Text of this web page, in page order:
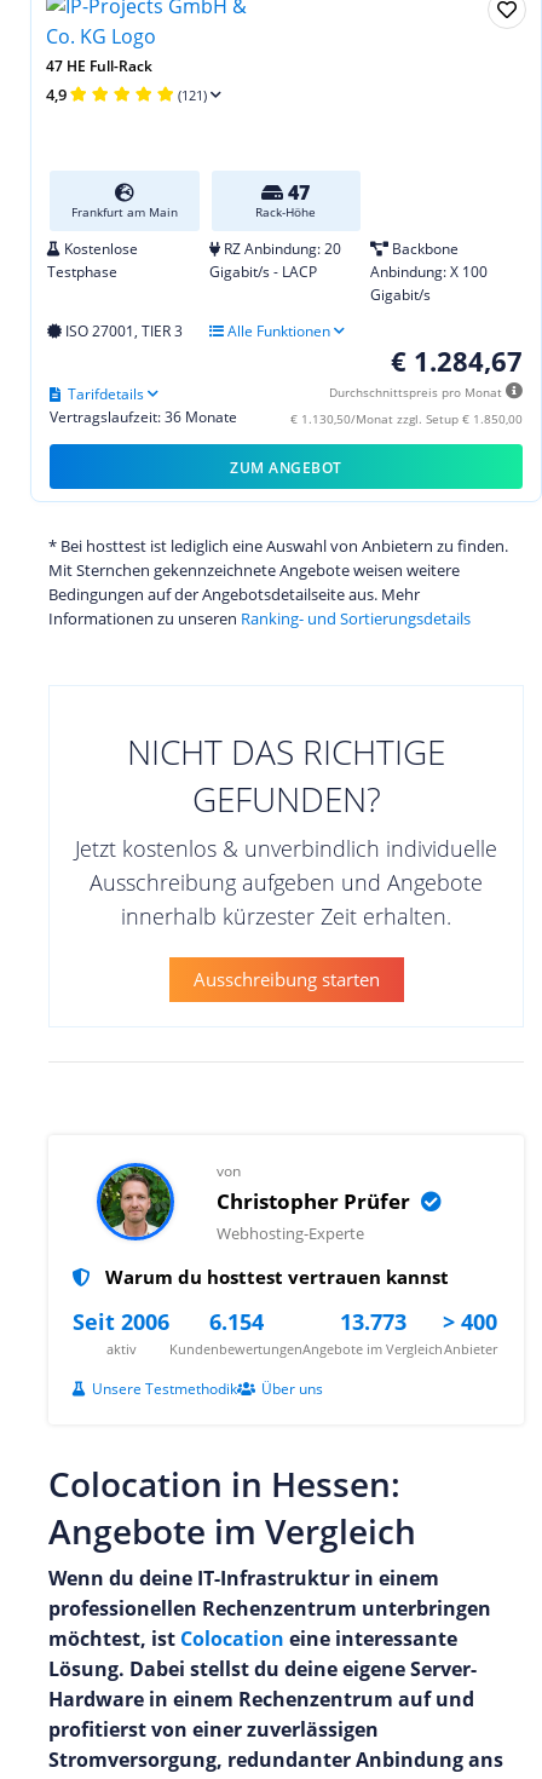
47 HE Full-Rack
4,9 (121)
Frankfurt am Main
47
Rack-Höhe
Kostenlose
Testphase
RZ Anbindung: 20
Gigabit/s - LACP
Backbone
Anbindung: X 100
Gigabit/s
ISO 27001, TIER 3
Alle Funktionen
€ 1.284,67
Durchschnittspreis pro Monat
€ 1.130,50/Monat zzgl. Setup € 1.850,00
Vertragslaufzeit: 36 Monate
Tarifdetails
ZUM ANGEBOT
* Bei hosttest ist lediglich eine Auswahl von Anbietern zu finden.
Mit Sternchen gekennzeichnete Angebote weisen weitere
Bedingungen auf der Angebotsdetailseite aus. Mehr
Informationen zu unseren Ranking- und Sortierungsdetails
NICHT DAS RICHTIGE
GEFUNDEN?
Jetzt kostenlos & unverbindlich individuelle
Ausschreibung aufgeben und Angebote
innerhalb kürzester Zeit erhalten.
Ausschreibung starten
von
Christopher Prüfer
Webhosting-Experte
Warum du hosttest vertrauen kannst
Seit 2006
aktiv
6.154
Kundenbewertungen
13.773
Angebote im Vergleich
> 400
Anbieter
Unsere Testmethodik Über uns
Colocation in Hessen:
Angebote im Vergleich
Wenn du deine IT-Infrastruktur in einem
professionellen Rechenzentrum unterbringen
möchtest, ist Colocation eine interessante
Lösung. Dabei stellst du deine eigene Server-
Hardware in einem Rechenzentrum auf und
profitierst von einer zuverlässigen
Stromversorgung, redundanter Anbindung ans